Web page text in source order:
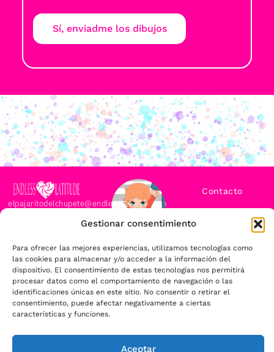
Gestionar consentimiento
Para ofrecer las mejores experiencias, utilizamos tecnologías como
las cookies para almacenar y/o acceder a la información del
dispositivo. El consentimiento de estas tecnologías nos permitirá
procesar datos como el comportamiento de navegación o las
identificaciones únicas en este sitio. No consentir o retirar el
consentimiento, puede afectar negativamente a ciertas
características y funciones.
Aceptar
elpajaritodelchupete@endlesslatitude.com
los derechos
reservados.
Prohibida la
reproducción total
o parcial de
cualquier imagen
Contacto
Privacidad
Condiciones
Generales
de la venta